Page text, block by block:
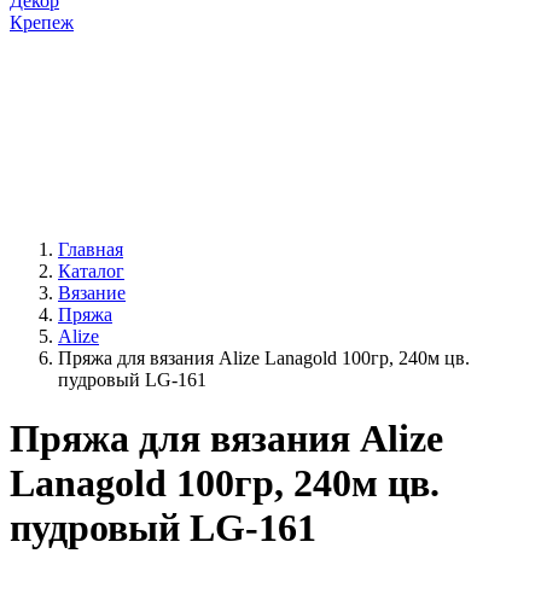
Крепеж
Главная
Каталог
Вязание
Пряжа
Alize
Пряжа для вязания Alize Lanagold 100гр, 240м цв.
пудровый LG-161
Пряжа для вязания Alize
Lanagold 100гр, 240м цв.
пудровый LG-161